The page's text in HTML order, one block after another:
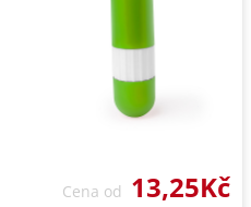
Cena od 13,25Kč